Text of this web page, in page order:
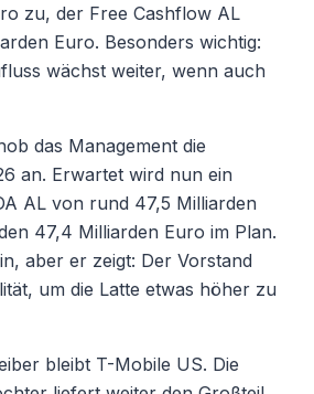
zu, der Free Cashflow AL
Euro. Besonders wichtig:
wächst weiter, wenn auch
das Management die
an. Erwartet wird nun ein
AL von rund 47,5 Milliarden
47,4 Milliarden Euro im Plan.
aber er zeigt: Der Vorstand
um die Latte etwas höher zu
bleibt T-Mobile US. Die